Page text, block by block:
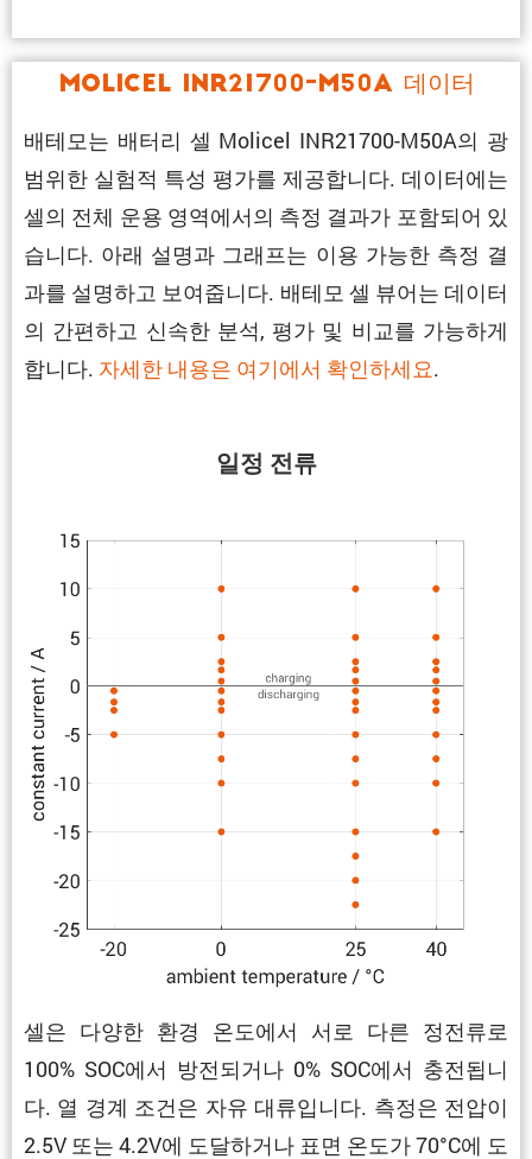
Molicel INR21700-M50A 데이터
배테모는 배터리 셀 Molicel INR21700-M50A의 광
범위한 실험적 특성 평가를 제공합니다. 데이터에는
셀의 전체 운용 영역에서의 측정 결과가 포함되어 있
습니다. 아래 설명과 그래프는 이용 가능한 측정 결
과를 설명하고 보여줍니다. 배테모 셀 뷰어는 데이터
의 간편하고 신속한 분석, 평가 및 비교를 가능하게
합니다. 자세한 내용은 여기에서 확인하세요.
일정 전류
셀은 다양한 환경 온도에서 서로 다른 정전류로
100% SOC에서 방전되거나 0% SOC에서 충전됩니
다. 열 경계 조건은 자유 대류입니다. 측정은 전압이
2.5V 또는 4.2V에 도달하거나 표면 온도가 70°C에 도